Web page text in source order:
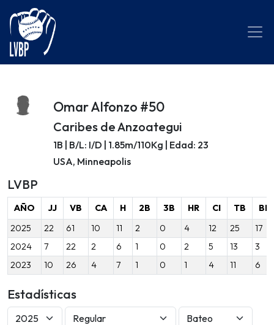
Omar Alfonzo #50
Caribes de Anzoategui
1B | B/L: I/D | 1.85m/110Kg | Edad: 23
USA, Minneapolis
LVBP
AÑO JJ VB CA H 2B 3B HR CI TB
BB
2025
22 61 10 11 2 0 4 12 25
17
2024
7 22 2 6 1 0 2 5 13
3
2023
10 26 4 7 1 0 1 4 11 6
Estadísticas